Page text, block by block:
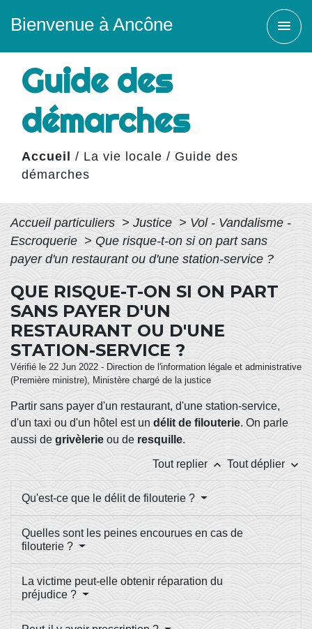
Bienvenue à Ancône menu
Guide des
démarches
Accueil / La vie locale / Guide des
démarches
Accueil particuliers > Justice > Vol - Vandalisme -
Escroquerie > Que risque-t-on si on part sans
payer d'un restaurant ou d'une station-service ?
QUE RISQUE-T-ON SI ON PART
SANS PAYER D'UN
RESTAURANT OU D'UNE
STATION-SERVICE ?
Vérifié le 22 Jun 2022 - Direction de l'information légale et administrative
(Première ministre), Ministère chargé de la justice
Partir sans payer d'un restaurant, d'une station-service,
d'un taxi ou d'un hôtel est un délit de filouterie. On parle
aussi de grivèlerie ou de resquille.
Tout replier keyboard_arrow_up Tout déplier keyboard_arrow_down
Qu'est-ce que le délit de filouterie ?
Quelles sont les peines encourues en cas de
filouterie ?
La victime peut-elle obtenir réparation du
préjudice ?